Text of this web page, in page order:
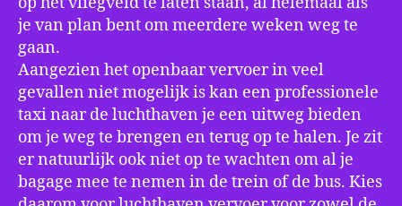
je van plan bent om meerdere weken weg te
gaan.
Aangezien het openbaar vervoer in veel
gevallen niet mogelijk is kan een professionele
taxi naar de luchthaven je een uitweg bieden
om je weg te brengen en terug op te halen. Je zit
er natuurlijk ook niet op te wachten om al je
bagage mee te nemen in de trein of de bus. Kies